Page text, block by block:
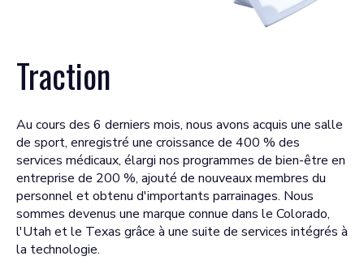
Traction
Au cours des 6 derniers mois, nous avons acquis une salle
de sport, enregistré une croissance de 400 % des
services médicaux, élargi nos programmes de bien-être en
entreprise de 200 %, ajouté de nouveaux membres du
personnel et obtenu d'importants parrainages. Nous
sommes devenus une marque connue dans le Colorado,
l'Utah et le Texas grâce à une suite de services intégrés à
la technologie.